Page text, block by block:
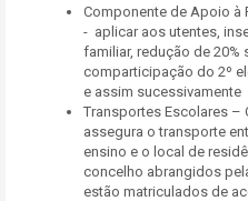
Componente de Apoio à
- aplicar aos utentes,
familiar, redução de 20%
comparticipação do 2º
e assim sucessivamente
Transportes Escolares –
assegura o transporte
ensino e o local de
concelho abrangidos
estão matriculados de